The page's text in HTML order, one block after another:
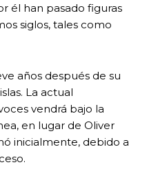
él han pasado figuras
siglos, tales como
años después de su
La actual
vendrá bajo la
en lugar de Oliver
inicialmente, debido a